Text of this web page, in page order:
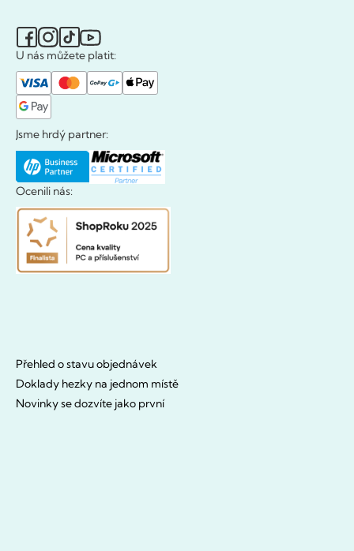
U nás můžete platit:
Jsme hrdý partner:
Ocenili nás:
Přehled o stavu objednávek
Doklady hezky na jednom místě
Novinky se dozvíte jako první